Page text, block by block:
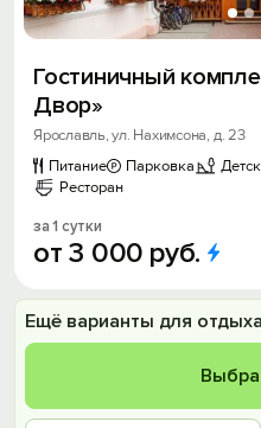
Гостиничный
Двор»
Ярославль, ул. Нахимсона, д. 23
Питание
Парковка
Ресторан
за 1 сутки
от3 000 руб.
Ещё варианты для отдыха